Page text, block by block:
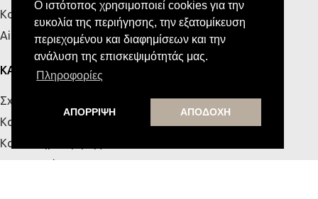
Ο ιστότοπος χρησιμοποιεί cookies για την
ευκολία της περιήγησης, την εξατομίκευση
περιεχομένου και διαφημίσεων και την
ανάλυση της επισκεψιμότητάς μας.
Πληροφορίες
ΑΠΟΡΡΙΨΗ ΑΠΟΔΟΧΗ
Κουζίνα
Airbnb
ΚΑΤΑΣΤΗΜΑΤΑ
Σχετικά με εμάς
Κατάστημα Πάτρας
Κατάστημα Κρήτης
Επικοινωνία